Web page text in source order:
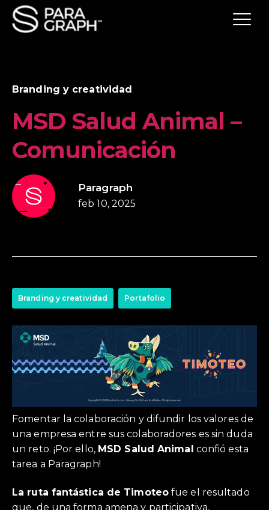
Branding y creatividad
MSD Salud Animal –
Comunicación
Paragraph
feb 10, 2025
Branding y creatividad Portafolio
Fomentar la colaboración y difundir los valores de
una empresa entre sus colaboradores es sin duda
un reto. ¡Por ello, MSD Salud Animal confió esta
tarea a Paragraph!
La ruta fantástica de Timoteofue el resultado
que, de una forma amena y participativa,